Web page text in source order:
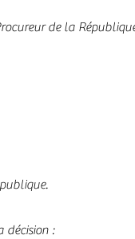
de la
décision :